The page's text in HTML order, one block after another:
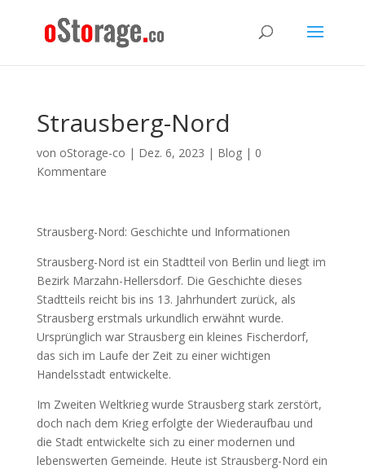
Strausberg-Nord
von oStorage-co | Dez. 6, 2023 | Blog| 0
Kommentare
Strausberg-Nord: Geschichte und Informationen
Strausberg-Nord ist ein Stadtteil von Berlin und liegt im
Bezirk Marzahn-Hellersdorf. Die Geschichte dieses
Stadtteils reicht bis ins 13. Jahrhundert zurück, als
Strausberg erstmals urkundlich erwähnt wurde.
Ursprünglich war Strausberg ein kleines Fischerdorf,
das sich im Laufe der Zeit zu einer wichtigen
Handelsstadt entwickelte.
Im Zweiten Weltkrieg wurde Strausberg stark zerstört,
doch nach dem Krieg erfolgte der Wiederaufbau und
die Stadt entwickelte sich zu einer modernen und
lebenswerten Gemeinde. Heute ist Strausberg-Nord ein